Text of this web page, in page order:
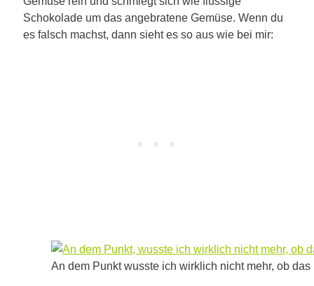
Schokolade um das angebratene Gemüse. Wenn du
es falsch machst, dann sieht es so aus wie bei mir:
An dem Punkt wusste ich wirklich nicht mehr, ob